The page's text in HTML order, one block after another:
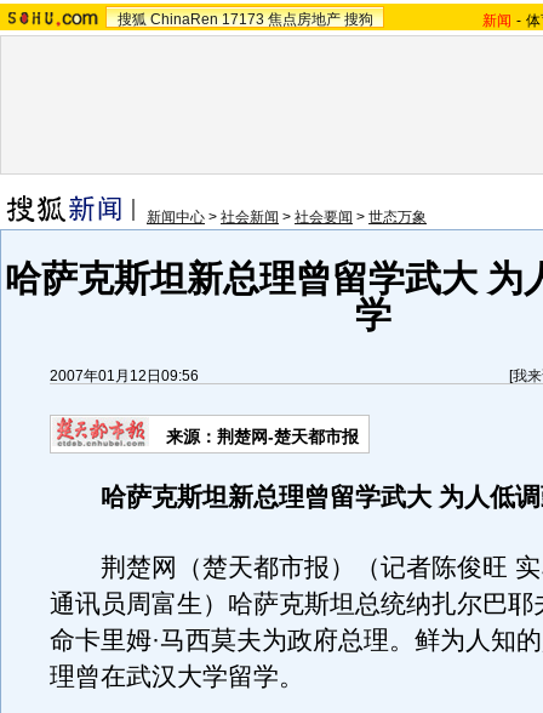
搜狐 ChinaRen 17173 焦点房地产 搜狗 新闻 -
新闻中心 > 社会新闻 > 社会要闻 > 世态万象
哈萨克斯坦新总理曾留学武大 为
学
2007年01月12日09:56 [我
来源：荆楚网-楚天都市报
哈萨克斯坦新总理曾留学武大 为人低调
荆楚网（楚天都市报）（记者陈俊旺 实
通讯员周富生）哈萨克斯坦总统纳扎尔巴耶
命卡里姆·马西莫夫为政府总理。鲜为人知
理曾在武汉大学留学。